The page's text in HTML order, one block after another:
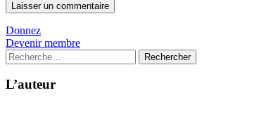
Donnez
Devenir membre
Rechercher :
L’auteur